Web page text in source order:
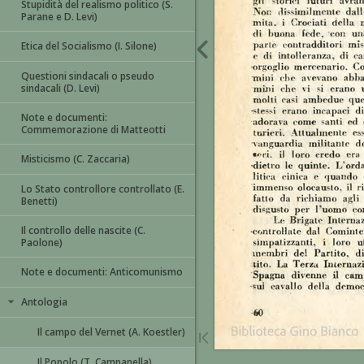
Stupidità del realismo politico (S.
Parane e D. Levi)
Etica del Socialismo (I. Silone)
Questioni sindacali o pseudo
sindacali (D. Levi)
Note e documenti:
Commemorazione di Matteotti
Misticismo (C. Zaccaria)
Lo Stato controllore controllato (E.
Benetti)
Il controllo delle nascite (C.
Paolone)
Note e documenti: Anticomunismo
Antologia
Il campo del Vernet (A. Koestler)